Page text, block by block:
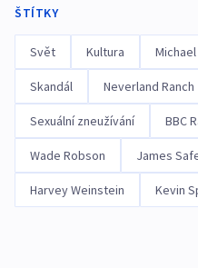
ŠTÍTKY
Svět Kultura
Skandál Neverland Ranch
Sexuální zneužívání BBC
Wade Robson James
Harvey Weinstein Kevin